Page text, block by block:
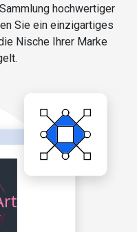
hochwertiger
Sie ein einzigartiges
Nische Ihrer Marke